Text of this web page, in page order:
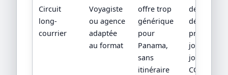
Circuit
long-
courrier
Voyagiste
ou agence
adaptée
au format
offre trop
générique
pour
Panama,
sans
itinéraire
devis
détaillé,
jour par
jour,
CGV/CPV et